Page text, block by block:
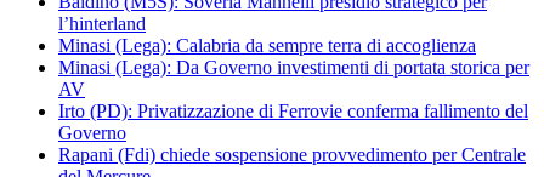
l’hinterland
Minasi (Lega): Calabria da sempre terra di accoglienza
Minasi (Lega): Da Governo investimenti di portata storica per
AV
Irto (PD): Privatizzazione di Ferrovie conferma fallimento del
Governo
Rapani (Fdi) chiede sospensione provvedimento per Centrale